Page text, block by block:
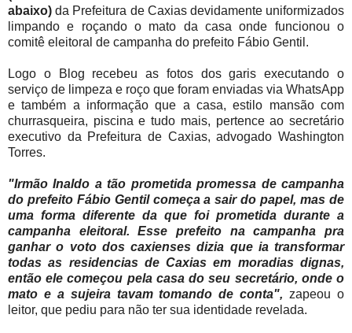
abaixo) da Prefeitura de Caxias devidamente uniformizados
limpando e roçando o mato da casa onde funcionou o
comitê eleitoral de campanha do prefeito Fábio Gentil.
Logo o Blog recebeu as fotos dos garis executando o
serviço de limpeza e roço que foram enviadas via WhatsApp
e também a informação que a casa, estilo mansão com
churrasqueira, piscina e tudo mais, pertence ao secretário
executivo da Prefeitura de Caxias, advogado Washington
Torres.
"Irmão Inaldo a tão prometida promessa de campanha
do prefeito Fábio Gentil começa a sair do papel, mas de
uma forma diferente da que foi prometida durante a
campanha eleitoral. Esse prefeito na campanha pra
ganhar o voto dos caxienses dizia que ia transformar
todas as residencias de Caxias em moradias dignas,
então ele começou pela casa do seu secretário, onde o
mato e a sujeira tavam tomando de conta", zapeou o
leitor, que pediu para não ter sua identidade revelada.